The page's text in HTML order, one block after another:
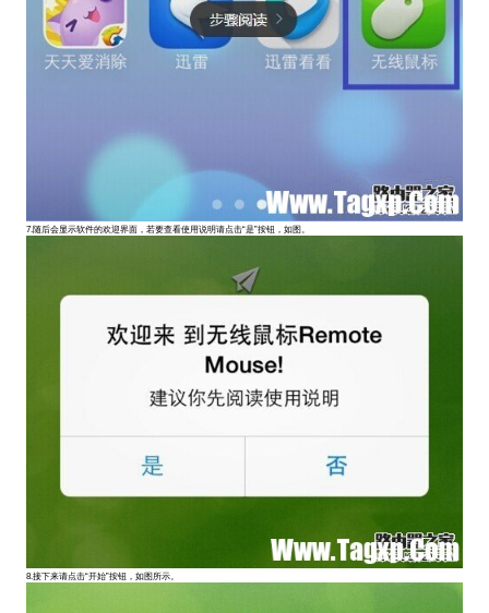
7.随后会显示软件的欢迎界面，若要查看使用说明请点击“是”按钮，如图。
8.接下来请点击“开始”按钮，如图所示。